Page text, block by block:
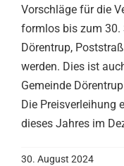
Vorschläge für die
formlos bis zum 30.
Dörentrup,
werden. Dies ist
Gemeinde
Die Preisverleihung
dieses Jahres im
30. August 2024